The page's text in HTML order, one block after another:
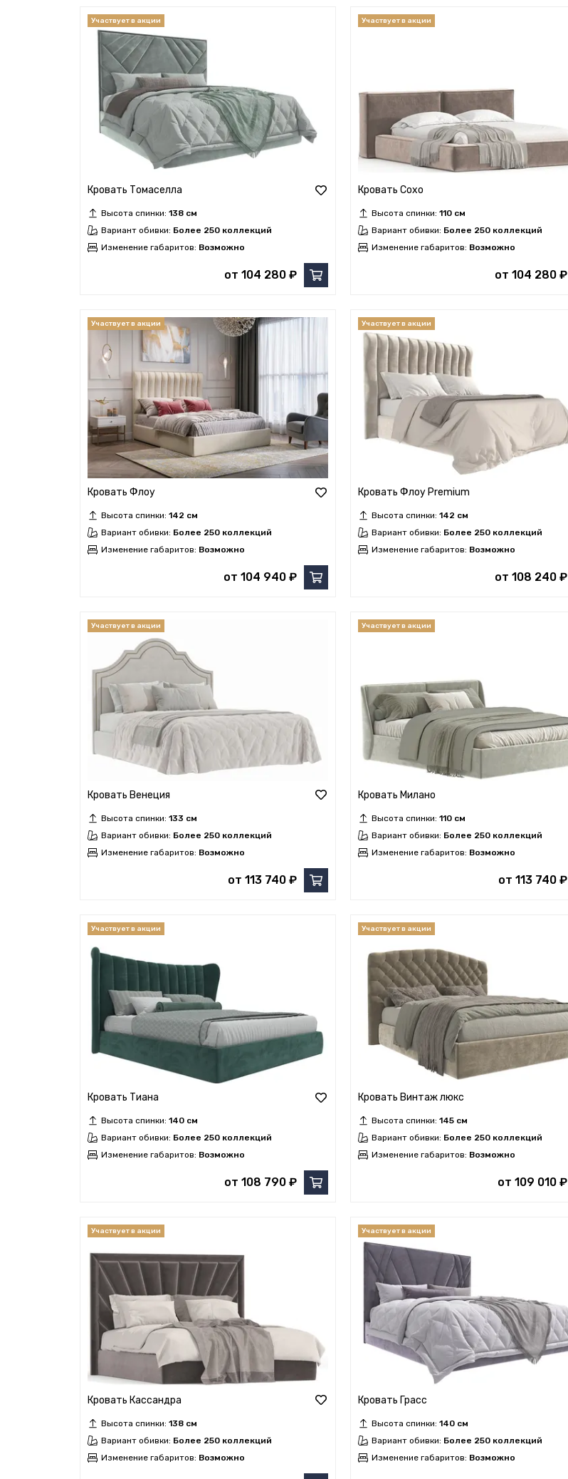
Кровать Томаселла
Высота спинки: 138 см
Вариант обивки: Более 250 коллекций
Изменение габаритов: Возможно
от 104 280 ₽
Кровать Сохо
Высота спинки: 110 см
Вариант обивки: Более 250 коллекций
Изменение габаритов: Возможно
от 104 280 ₽
Кровать Флоу
Высота спинки: 142 см
Вариант обивки: Более 250 коллекций
Изменение габаритов: Возможно
от 104 940 ₽
Кровать Флоу Premium
Высота спинки: 142 см
Вариант обивки: Более 250 коллекций
Изменение габаритов: Возможно
от 108 240 ₽
Кровать Венеция
Высота спинки: 133 см
Вариант обивки: Более 250 коллекций
Изменение габаритов: Возможно
от 113 740 ₽
Кровать Милано
Высота спинки: 110 см
Вариант обивки: Более 250 коллекций
Изменение габаритов: Возможно
от 113 740 ₽
Кровать Тиана
Высота спинки: 140 см
Вариант обивки: Более 250 коллекций
Изменение габаритов: Возможно
от 108 790 ₽
Кровать Винтаж люкс
Высота спинки: 145 см
Вариант обивки: Более 250 коллекций
Изменение габаритов: Возможно
от 109 010 ₽
Кровать Кассандра
Высота спинки: 138 см
Вариант обивки: Более 250 коллекций
Изменение габаритов: Возможно
Кровать Грасс
Высота спинки: 140 см
Вариант обивки: Более 250 коллекций
Изменение габаритов: Возможно